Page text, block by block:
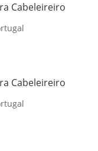
Cabeleireiro
Cabeleireiro